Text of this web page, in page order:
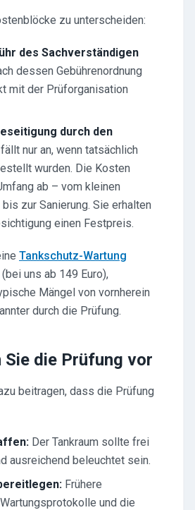
zu unterscheiden:
des Sachverständigen
dessen Gebührenordnung
mit der Prüforganisation
durch den
fällt nur an, wenn tatsächlich
wurden. Die Kosten
ab – vom kleinen
zur Sanierung. Sie erhalten
einen Festpreis.
Tankschutz-Wartung
uns ab 149 Euro),
Mängel von vornherein
durch die Prüfung.
Sie die Prüfung vor
beitragen, dass die Prüfung
Der Tankraum sollte frei
ausreichend beleuchtet sein.
Frühere
und die